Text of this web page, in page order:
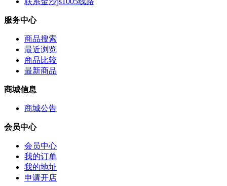
服务中心
商品搜索
最近浏览
商品比较
最新商品
商城信息
商城公告
会员中心
会员中心
我的订单
我的地址
申请开店